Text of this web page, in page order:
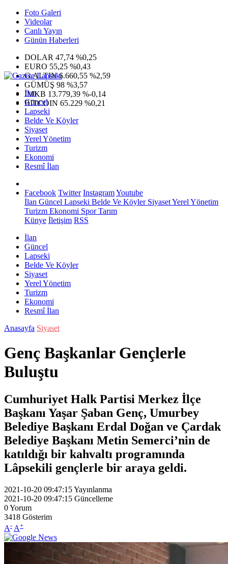
Foto Galeri
Videolar
Canlı Yayın
Günün Haberleri
DOLAR 47,74 %0,25
EURO 55,25 %0,43
G.ALTIN6.660,55 %2,59
GÜMÜŞ 98 %3,57
IMKB 13.779,39 %-0,14
BITCOIN 65.229 %0,21
İlan
Güncel
Lapseki
Belde Ve Köyler
Siyaset
Yerel Yönetim
Turizm
Ekonomi
Resmî İlan
Facebook Twitter InstagramYoutube
İlan Güncel Lapseki Belde Ve KöylerSiyasetYerel Yönetim
Turizm Ekonomi SporTarım
Künye İletişim RSS
İlan
Güncel
Lapseki
Belde Ve Köyler
Siyaset
Yerel Yönetim
Turizm
Ekonomi
Resmî İlan
Anasayfa Siyaset
Genç Başkanlar Gençlerle
Buluştu
Cumhuriyet Halk Partisi Merkez İlçe
Başkanı Yaşar Şaban Genç, Umurbey
Belediye Başkanı Erdal Doğan ve Çardak
Belediye Başkanı Metin Semerci’nin de
katıldığı bir kahvaltı programında
Lâpsekili gençlerle bir araya geldi.
2021-10-20 09:47:15Yayınlanma
2021-10-20 09:47:15 Güncelleme
0Yorum
3418 Gösterim
A- A+